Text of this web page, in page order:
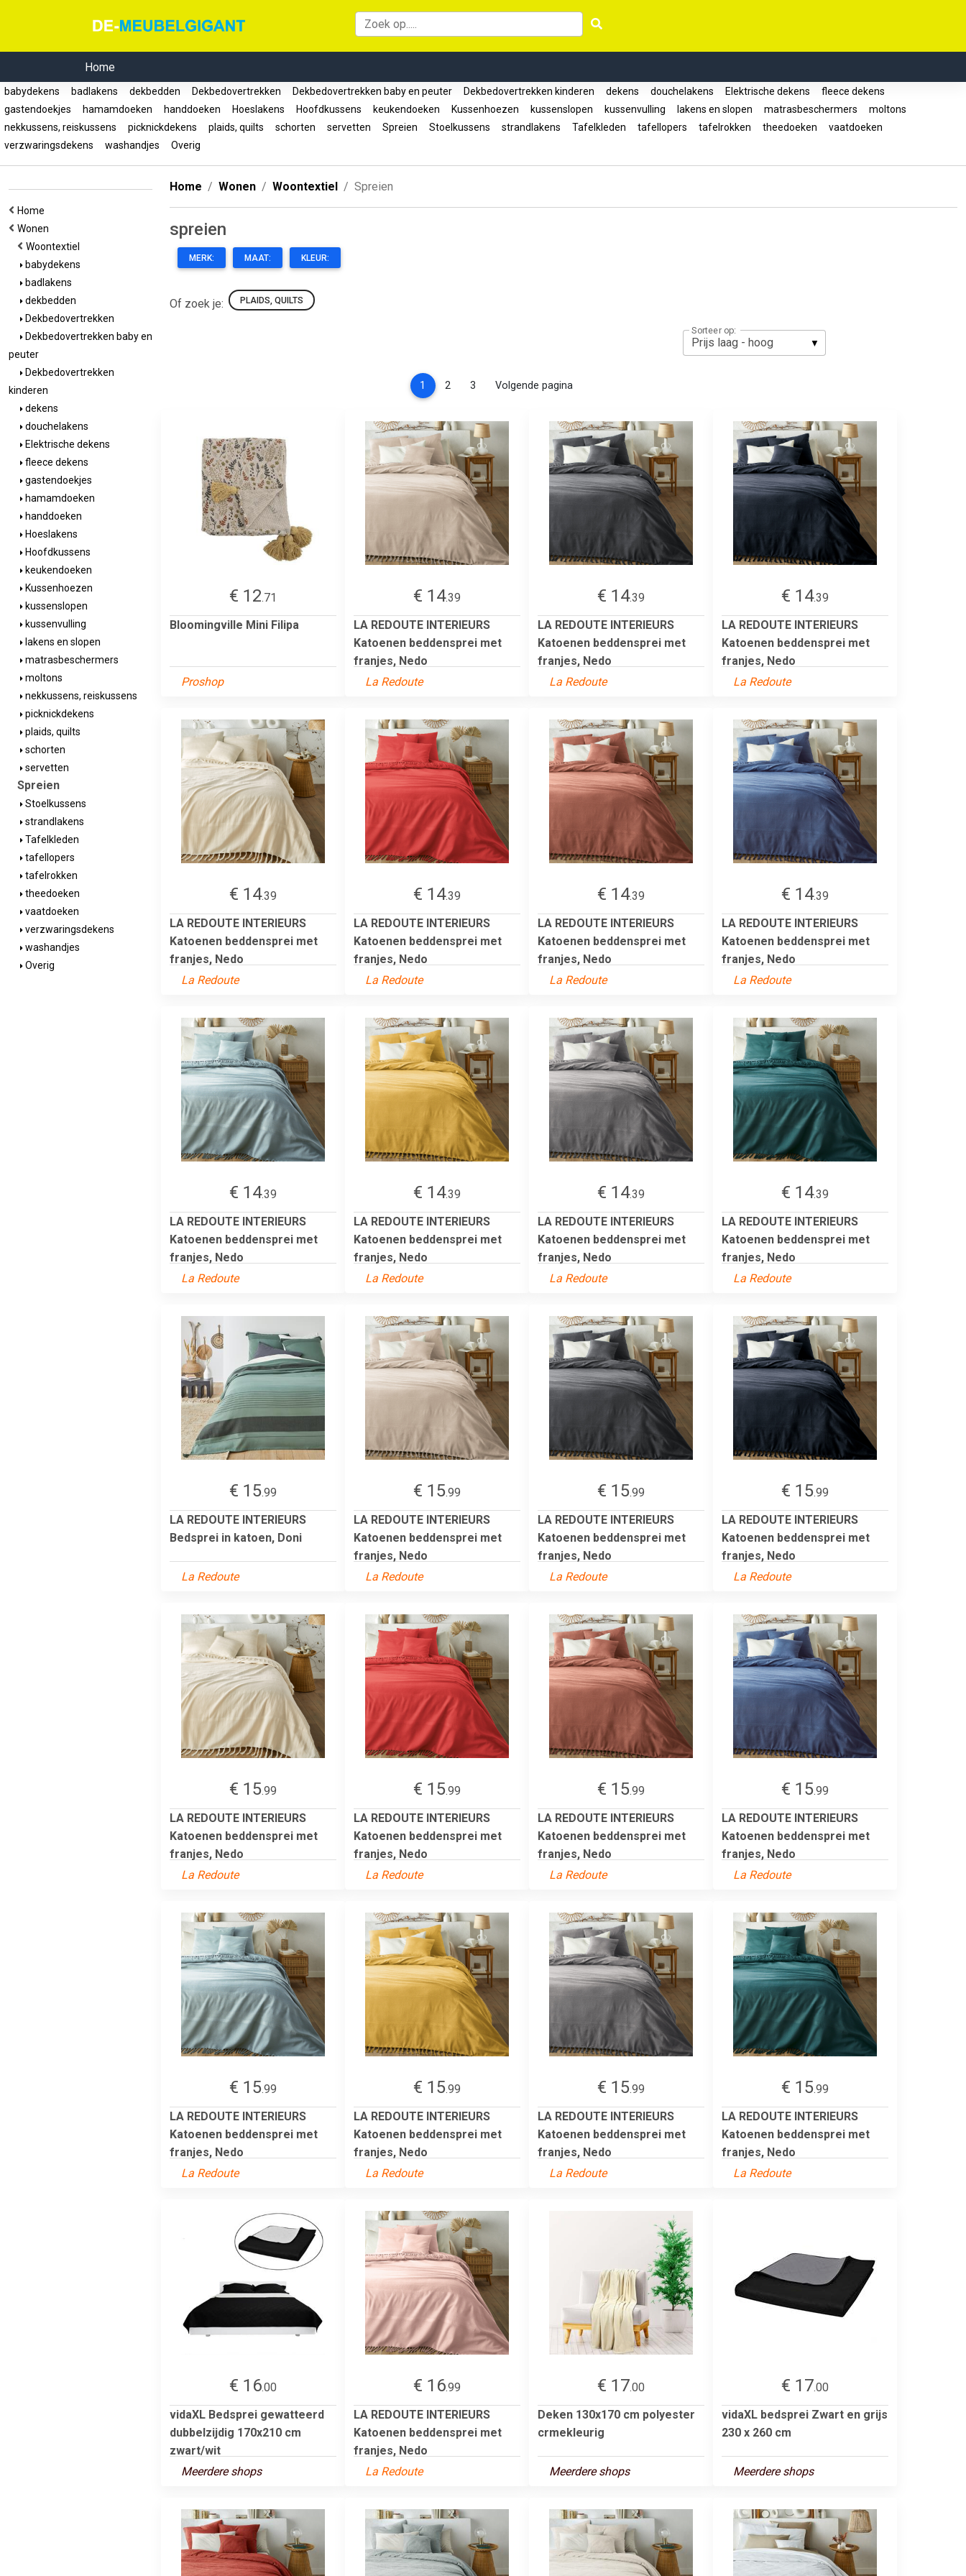
Home
babydekens badlakens dekbedden Dekbedovertrekken Dekbedovertrekken baby en peuter Dekbedovertrekken kinderen dekens douchelakens Elektrische dekens
fleece dekens
gastendoekjes
hamamdoeken handdoeken Hoeslakens Hoofdkussens keukendoeken Kussenhoezen kussenslopen kussenvulling lakens en slopen matrasbeschermers
moltons
nekkussens, reiskussens
picknickdekens plaids, quilts schorten servetten Spreien Stoelkussens strandlakens Tafelkleden tafellopers tafelrokken theedoeken
vaatdoeken
verzwaringsdekens
washandjes Overig
Home
Wonen
Woontextiel
babydekens
badlakens
dekbedden
Dekbedovertrekken
Dekbedovertrekken baby en
peuter
Dekbedovertrekken
kinderen
dekens
douchelakens
Elektrische dekens
fleece dekens
gastendoekjes
hamamdoeken
handdoeken
Hoeslakens
Hoofdkussens
keukendoeken
Kussenhoezen
kussenslopen
kussenvulling
lakens en slopen
matrasbeschermers
moltons
nekkussens, reiskussens
picknickdekens
plaids, quilts
schorten
servetten
Spreien
Stoelkussens
strandlakens
Tafelkleden
tafellopers
tafelrokken
theedoeken
vaatdoeken
verzwaringsdekens
washandjes
Overig
Home Wonen Woontextiel Spreien
spreien
MERK: MAAT: KLEUR:
Of zoek je: PLAIDS, QUILTS
Sorteer op:
1 (current)
2 3 Volgende pagina
€ 12.71
Bloomingville Mini Filipa
Proshop
€ 14.39
LA REDOUTE INTERIEURS
Katoenen beddensprei met
franjes, Nedo
La Redoute
€ 14.39
LA REDOUTE INTERIEURS
Katoenen beddensprei met
franjes, Nedo
La Redoute
€ 14.39
LA REDOUTE INTERIEURS
Katoenen beddensprei met
franjes, Nedo
La Redoute
€ 14.39
LA REDOUTE INTERIEURS
Katoenen beddensprei met
franjes, Nedo
La Redoute
€ 14.39
LA REDOUTE INTERIEURS
Katoenen beddensprei met
franjes, Nedo
La Redoute
€ 14.39
LA REDOUTE INTERIEURS
Katoenen beddensprei met
franjes, Nedo
La Redoute
€ 14.39
LA REDOUTE INTERIEURS
Katoenen beddensprei met
franjes, Nedo
La Redoute
€ 14.39
LA REDOUTE INTERIEURS
Katoenen beddensprei met
franjes, Nedo
La Redoute
€ 14.39
LA REDOUTE INTERIEURS
Katoenen beddensprei met
franjes, Nedo
La Redoute
€ 14.39
LA REDOUTE INTERIEURS
Katoenen beddensprei met
franjes, Nedo
La Redoute
€ 14.39
LA REDOUTE INTERIEURS
Katoenen beddensprei met
franjes, Nedo
La Redoute
€ 15.99
LA REDOUTE INTERIEURS
Bedsprei in katoen, Doni
La Redoute
€ 15.99
LA REDOUTE INTERIEURS
Katoenen beddensprei met
franjes, Nedo
La Redoute
€ 15.99
LA REDOUTE INTERIEURS
Katoenen beddensprei met
franjes, Nedo
La Redoute
€ 15.99
LA REDOUTE INTERIEURS
Katoenen beddensprei met
franjes, Nedo
La Redoute
€ 15.99
LA REDOUTE INTERIEURS
Katoenen beddensprei met
franjes, Nedo
La Redoute
€ 15.99
LA REDOUTE INTERIEURS
Katoenen beddensprei met
franjes, Nedo
La Redoute
€ 15.99
LA REDOUTE INTERIEURS
Katoenen beddensprei met
franjes, Nedo
La Redoute
€ 15.99
LA REDOUTE INTERIEURS
Katoenen beddensprei met
franjes, Nedo
La Redoute
€ 15.99
LA REDOUTE INTERIEURS
Katoenen beddensprei met
franjes, Nedo
La Redoute
€ 15.99
LA REDOUTE INTERIEURS
Katoenen beddensprei met
franjes, Nedo
La Redoute
€ 15.99
LA REDOUTE INTERIEURS
Katoenen beddensprei met
franjes, Nedo
La Redoute
€ 15.99
LA REDOUTE INTERIEURS
Katoenen beddensprei met
franjes, Nedo
La Redoute
€ 16.00
vidaXL Bedsprei gewatteerd
dubbelzijdig 170x210 cm
zwart/wit
Meerdere shops
€ 16.99
LA REDOUTE INTERIEURS
Katoenen beddensprei met
franjes, Nedo
La Redoute
€ 17.00
Deken 130x170 cm polyester
crmekleurig
Meerdere shops
€ 17.00
vidaXL bedsprei Zwart en grijs
230 x 260 cm
Meerdere shops